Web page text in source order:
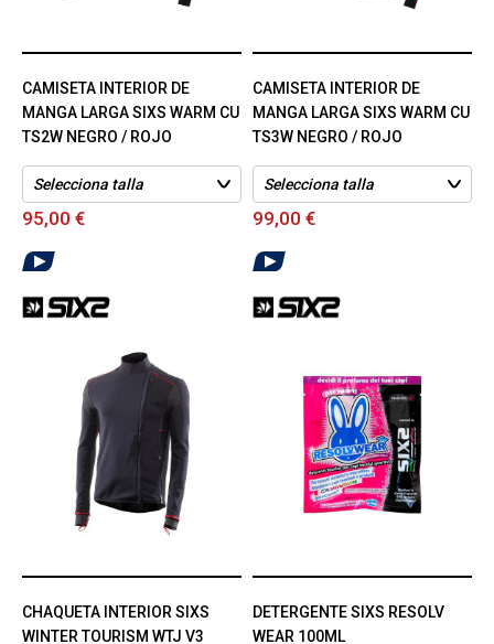
CAMISETA INTERIOR DE
MANGA LARGA SIXS WARM CU
TS2W NEGRO / ROJO
95,00 €
CAMISETA INTERIOR DE
MANGA LARGA SIXS WARM CU
TS3W NEGRO / ROJO
99,00 €
CHAQUETA INTERIOR SIXS
WINTER TOURISM WTJ V3
DETERGENTE SIXS RESOLV
WEAR 100ML